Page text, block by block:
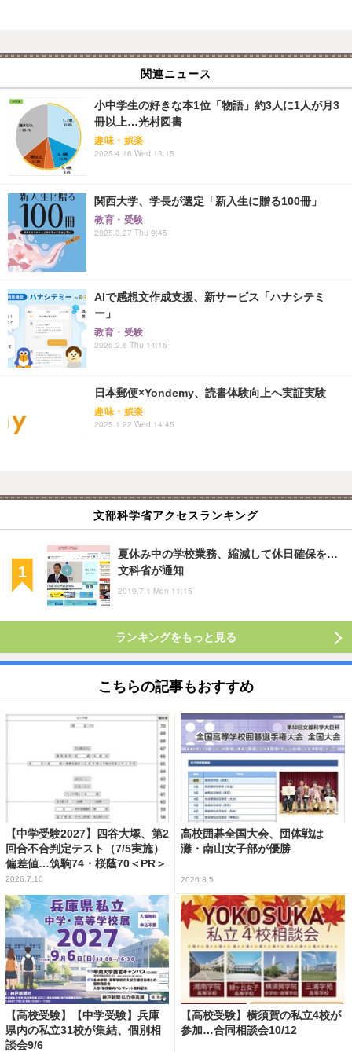
関連ニュース
小中学生の好きな本1位「物語」約3人に1人が月3
冊以上…光村図書
趣味・娯楽
2025.4.16 Wed 13:15
関西大学、学長が選定「新入生に贈る100冊」
教育・受験
2025.3.27 Thu 9:45
AIで感想文作成支援、新サービス「ハナシテミ
ー」
教育・受験
2025.2.6 Thu 14:15
日本郵便×Yondemy、読書体験向上へ実証実験
趣味・娯楽
2025.1.22 Wed 14:45
文部科学省アクセスランキング
夏休み中の学校業務、縮減して休日確保を…
文科省が通知
2019.7.1 Mon 11:15
ランキングをもっと見る
こちらの記事もおすすめ
【中学受験2027】四谷大塚、第2
回合不合判定テスト（7/5実施）
偏差値…筑駒74・桜蔭70＜PR＞
2026.7.10
高校囲碁全国大会、団体戦は
灘・南山女子部が優勝
2026.8.5
【高校受験】【中学受験】兵庫
県内の私立31校が集結、個別相
談会9/6
【高校受験】横須賀の私立4校が
参加…合同相談会10/12